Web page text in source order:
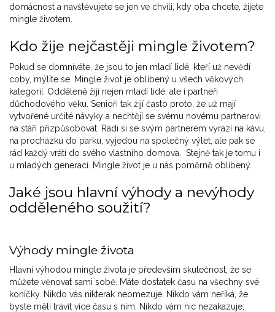
domácnost a navštěvujete se jen ve chvíli, kdy oba chcete, žijete
mingle životem.
Kdo žije nejčastěji mingle životem?
Pokud se domníváte, že jsou to jen mladí lidé, kteří už nevědí
coby, mýlíte se. Mingle život je oblíbený u všech věkových
kategorií. Odděleně žijí nejen mladí lidé, ale i partneři
důchodového věku. Senioři tak žijí často proto, že už mají
vytvořené určité návyky a nechtějí se svému novému partnerovi
na stáří přizpůsobovat. Rádi si se svým partnerem vyrazí na kávu,
na procházku do parku, vyjedou na společný výlet, ale pak se
rád každý vrátí do svého vlastního domova. Stejně tak je tomu i
u mladých generací. Mingle život je u nás poměrně oblíbený.
Jaké jsou hlavní výhody a nevýhody
odděleného soužití?
Výhody mingle života
Hlavní výhodou mingle života je především skutečnost, že se
můžete věnovat sami sobě. Máte dostatek času na všechny své
koníčky. Nikdo vás nikterak neomezuje. Nikdo vám neříká, že
byste měli trávit více času s ním. Nikdo vám nic nezakazuje,